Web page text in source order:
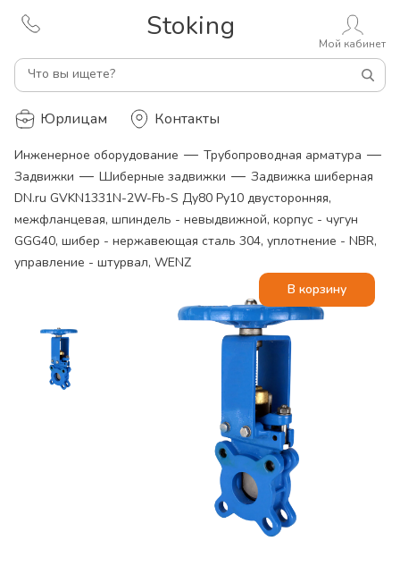
Stoking
Что вы ищете?
Мой кабинет
Юрлицам Контакты
Инженерное оборудование — Трубопроводная арматура —
Задвижки — Шиберные задвижки — Задвижка шиберная
DN.ru GVKN1331N-2W-Fb-S Ду80 Ру10 двусторонняя,
межфланцевая, шпиндель - невыдвижной, корпус - чугун
GGG40, шибер - нержавеющая сталь 304, уплотнение - NBR,
управление - штурвал, WENZ
В корзину